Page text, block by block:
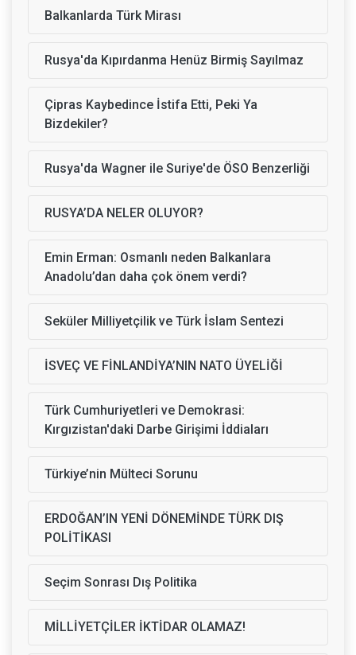
Balkanlarda Türk Mirası
Rusya'da Kıpırdanma Henüz Birmiş Sayılmaz
Çipras Kaybedince İstifa Etti, Peki Ya
Bizdekiler?
Rusya'da Wagner ile Suriye'de ÖSO Benzerliği
RUSYA’DA NELER OLUYOR?
Emin Erman: Osmanlı neden Balkanlara
Anadolu’dan daha çok önem verdi?
Seküler Milliyetçilik ve Türk İslam Sentezi
İSVEÇ VE FİNLANDİYA’NIN NATO ÜYELİĞİ
Türk Cumhuriyetleri ve Demokrasi:
Kırgızistan'daki Darbe Girişimi İddiaları
Türkiye’nin Mülteci Sorunu
ERDOĞAN’IN YENİ DÖNEMİNDE TÜRK DIŞ
POLİTİKASI
Seçim Sonrası Dış Politika
MİLLİYETÇİLER İKTİDAR OLAMAZ!